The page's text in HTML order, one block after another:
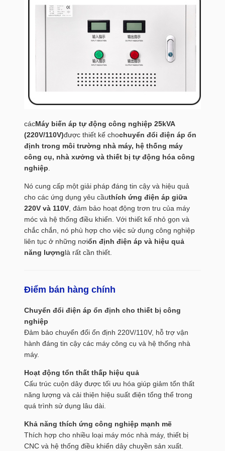
cácMáy biến áp tự động công nghiệp 25kVA
(220V/110V)được thiết kế chochuyển đổi điện áp ổn
định trong môi trường nhà máy, hệ thống máy
công cụ, nhà xưởng và thiết bị tự động hóa công
nghiệp
Nó cung cấp một giải pháp đáng tin cậy và hiệu quả
cho các ứng dụng yêu cầuthích ứng điện áp giữa
220V và 110V , đảm bảo hoạt động trơn tru của máy
móc và hệ thống điều khiển. Với thiết kế nhỏ gọn và
chắc chắn, nó phù hợp cho việc sử dụng công nghiệp
liên tục ở những nơiổn định điện áp và hiệu quả
năng lượnglà rất cần thiết.
Điểm bán hàng chính
Chuyển đổi điện áp ổn định cho thiết bị công
nghiệp
Đảm bảo chuyển đổi ổn định 220V/110V, hỗ trợ vận
hành đáng tin cậy các máy công cụ và hệ thống nhà
máy.
Hoạt động tổn thất thấp hiệu quả
Cấu trúc cuộn dây được tối ưu hóa giúp giảm tổn thất
năng lượng và cải thiện hiệu suất điện tổng thể trong
quá trình sử dụng lâu dài.
Khả năng thích ứng công nghiệp mạnh mẽ
Thích hợp cho nhiều loại máy móc nhà máy, thiết bị
CNC và hệ thống điều khiển dây chuyền sản xuất.